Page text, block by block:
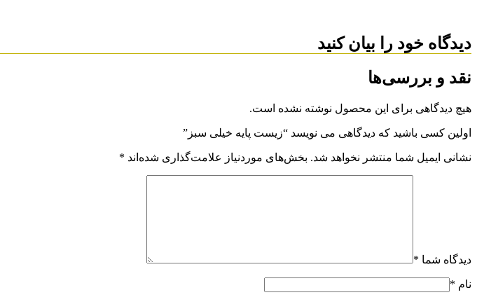
دیدگاه خود را بیان کنید
نقد و بررسی‌ها
هیچ دیدگاهی برای این محصول نوشته نشده است.
اولین کسی باشید که دیدگاهی می نویسد “زیست پایه خیلی سبز”
نشانی ایمیل شما منتشر نخواهد شد. بخش‌های موردنیاز علامت‌گذاری شده‌اند *
دیدگاه شما *
نام *